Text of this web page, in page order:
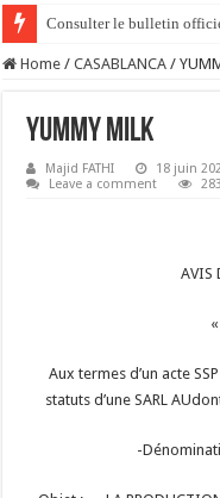
Consulter le bulletin
Home / CASABLANCA /
YUMMY MILK
Majid FATHI 18 juin
Leave a comment
AVIS
Aux termes d’un acte
statuts d’une SARL
-